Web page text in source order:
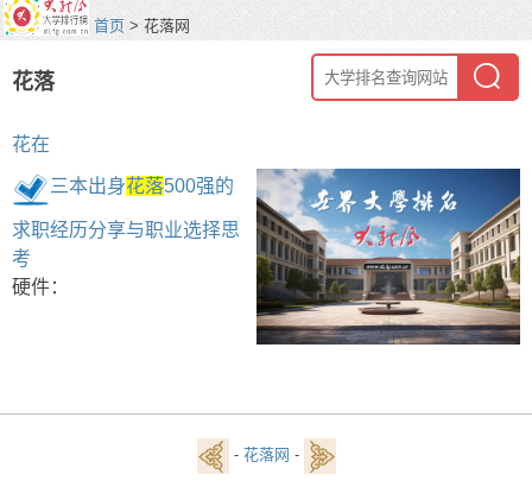
首页 > 花落网
花落
花在
三本出身花落500强的
求职经历分享与职业选择思
考
硬件：
- 花落网 -